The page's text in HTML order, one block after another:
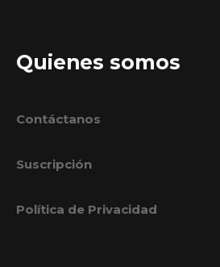
Quienes somos
Contáctanos
Suscripción
Política de Privacidad